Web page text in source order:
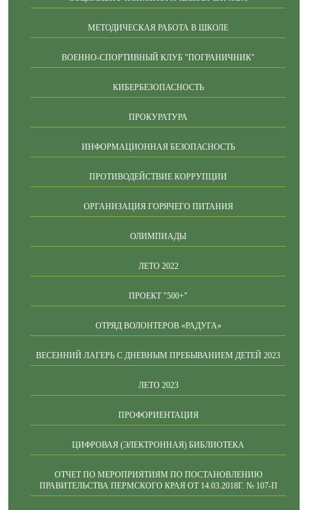
МЕТОДИЧЕСКАЯ РАБОТА В ШКОЛЕ
ВОЕННО-СПОРТИВНЫЙ КЛУБ "ПОГРАНИЧНИК"
КИБЕРБЕЗОПАСНОСТЬ
ПРОКУРАТУРА
ИНФОРМАЦИОННАЯ БЕЗОПАСНОСТЬ
ПРОТИВОДЕЙСТВИЕ КОРРУПЦИИ
ОРГАНИЗАЦИЯ ГОРЯЧЕГО ПИТАНИЯ
ОЛИМПИАДЫ
ЛЕТО 2022
ПРОЕКТ "500+"
ОТРЯД ВОЛОНТЕРОВ «РАДУГА»
ВЕСЕННИЙ ЛАГЕРЬ С ДНЕВНЫМ ПРЕБЫВАНИЕМ ДЕТЕЙ 2023
ЛЕТО 2023
ПРОФОРИЕНТАЦИЯ
ЦИФРОВАЯ (ЭЛЕКТРОННАЯ) БИБЛИОТЕКА
ОТЧЕТ ПО МЕРОПРИЯТИЯМ ПО ПОСТАНОВЛЕНИЮ
ПРАВИТЕЛЬСТВА ПЕРМСКОГО КРАЯ ОТ 14.03.2018Г. № 107-П